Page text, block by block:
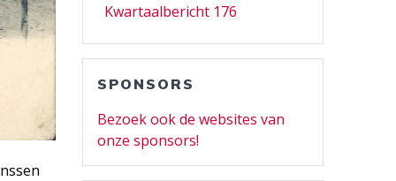
Kwartaalbericht 176
SPONSORS
Bezoek ook de websites van
onze sponsors!